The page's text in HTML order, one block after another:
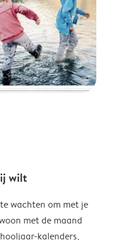
wilt
wachten om met je
met de maand
kalenders,